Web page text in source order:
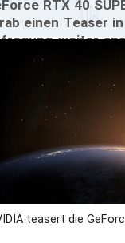
RTX 40
einen Teaser
weiter
Serie in den
wird,
RTX Karten
teasert die